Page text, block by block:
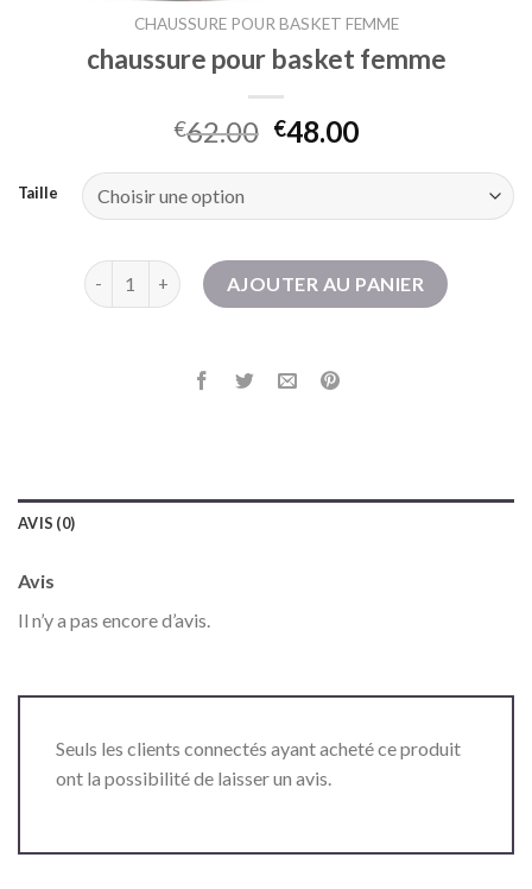
CHAUSSURE POUR BASKET FEMME
chaussure pour basket femme
€62.00 €48.00
Taille
quantité de chaussure pour basket femme
AJOUTER AU PANIER
AVIS (0)
Avis
Il n’y a pas encore d’avis.
Seuls les clients connectés ayant acheté ce produit
ont la possibilité de laisser un avis.